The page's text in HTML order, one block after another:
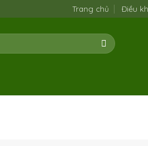
Trang chủ Điều